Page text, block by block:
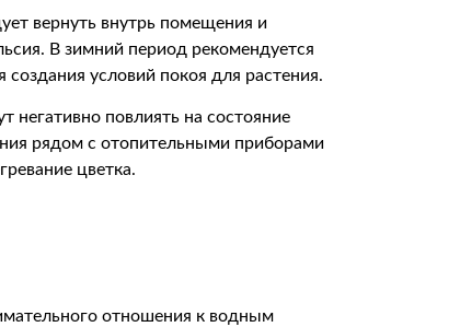
вернуть внутрь помещения и
В зимний период рекомендуется
условий покоя для растения.
негативно повлиять на состояние
рядом с отопительными приборами
цветка.
отношения к водным